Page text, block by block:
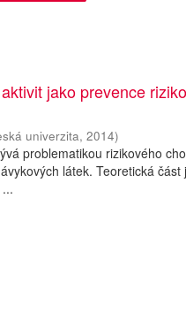
jako prevence
univerzita,2014)
problematikou rizikového
látek. Teoretická